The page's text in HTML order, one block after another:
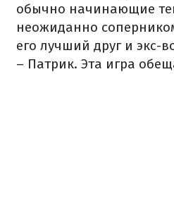
обычно начинающие
неожиданно
его лучший друг и
– Патрик. Эта игра